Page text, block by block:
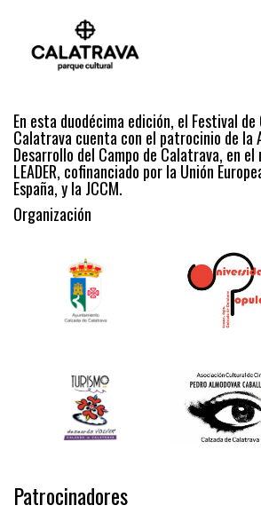
En esta duodécima edición, el Festival de
Calatrava cuenta con el patrocinio de la
Desarrollo del Campo de Calatrava, en
LEADER, cofinanciado por la Unión
España, y la JCCM.
Organización
Patrocinadores